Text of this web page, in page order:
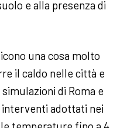
e alla presenza di
una cosa molto
il caldo nelle città e
di Roma e
adottati nei